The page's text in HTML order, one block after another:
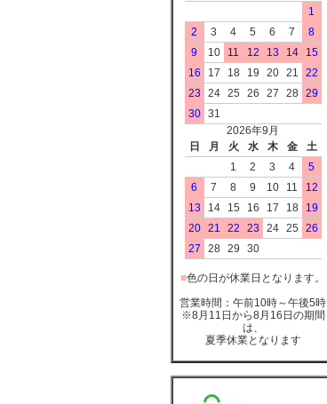
1
2
3 4 5 6 7
8
9
10 11 12 13 14
15
16
17 18 19 20 21
22
23
24 25 26 27 28
29
30
31
2026年9月
日
月 火 水 木 金
土
1
2 3 4
5
6
7 8 9 10 11
12
13
14 15 16 17 18
19
20
21 22 23 24 25
26
27
28 29 30
■色の日が休業日となります。
営業時間：午前10時～午後5時
※8月11日から8月16日の期間
は、
夏季休業となります